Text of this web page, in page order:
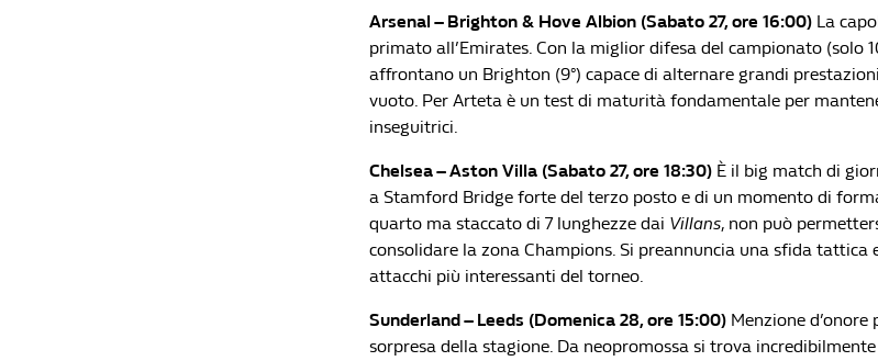
Arsenal – Brighton & Hove Albion (Sabato 27, ore 16:00) La
primato all’Emirates. Con la miglior difesa del campionato (solo
affrontano un Brighton (9°) capace di alternare grandi
vuoto. Per Arteta è un test di maturità fondamentale per
inseguitrici.
Chelsea – Aston Villa (Sabato 27, ore 18:30) È il big match di
a Stamford Bridge forte del terzo posto e di un momento di
quarto ma staccato di 7 lunghezze dai Villans, non può
consolidare la zona Champions. Si preannuncia una sfida tattica
attacchi più interessanti del torneo.
Sunderland – Leeds (Domenica 28, ore 15:00) Menzione
sorpresa della stagione. Da neopromossa si trova